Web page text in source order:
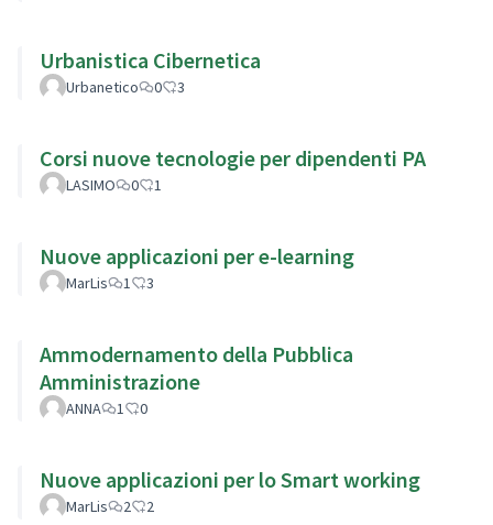
Urbanistica Cibernetica
Urbanetico 0 3
Corsi nuove tecnologie per dipendenti PA
LASIMO 0 1
Nuove applicazioni per e-learning
MarLis 1 3
Ammodernamento della Pubblica
Amministrazione
ANNA 1 0
Nuove applicazioni per lo Smart working
MarLis 2 2